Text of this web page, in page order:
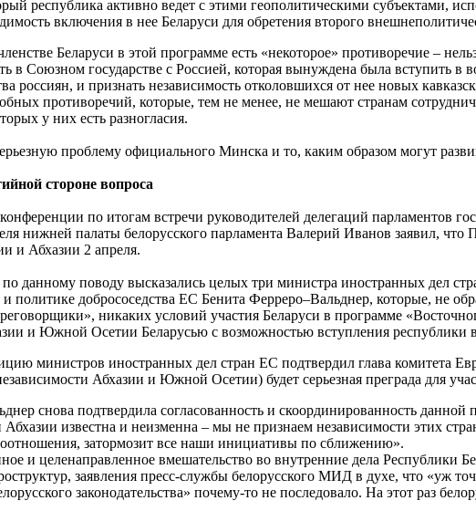
республика активно ведет с этими геополитическими субъектами,
включения в нее Беларуси для обретения второго
Беларуси в этой программе есть «некоторое» противоречие –
в Союзном государстве с Россией, которая вынуждена была вступить в
и признать независимость отколовшихся от нее новых
противоречий, которые, тем не менее, не мешают странам
у них есть разногласия.
проблему официального Минска и то, каким образом могут
стороне вопроса
по итогам встречи руководителей делегаций парламентов
нижней палаты белорусского парламента Валерий Иванов заявил, что
и Абхазии 2 апреля.
данному поводу высказались целых три министра иностранных дел
политике добрососедства ЕС Бенита Ферреро–Вальднер, которые, не
никаких условий участия Беларуси в программе
и Южной Осетии Беларусью с возможностью вступления республики
министров иностранных дел стран ЕС подтвердил глава комитета
Абхазии и Южной Осетии) будет серьезная преграда для
снова подтвердила согласованность и скоординированность
известна и неизменна – мы не признаем независимости этих
затормозит все наши инициативы по сближению».
и целенаправленное вмешательство во внутренние дела Республики
заявления пресс-службы белорусского МИД в духе, что «уж
законодательства» почему-то не последовало. На этот раз